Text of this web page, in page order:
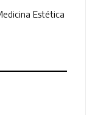
Estética